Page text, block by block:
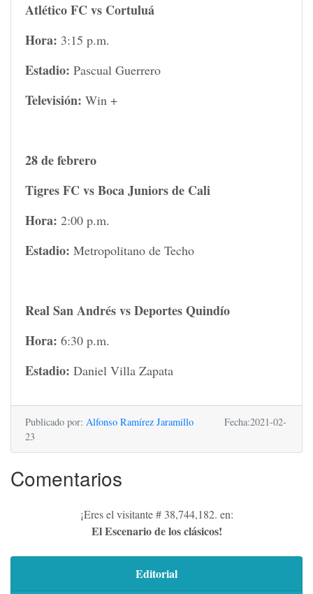
Atlético FC vs Cortuluá
Hora: 3:15 p.m.
Estadio: Pascual Guerrero
Televisión: Win +
28 de febrero
Tigres FC vs Boca Juniors de Cali
Hora: 2:00 p.m.
Estadio: Metropolitano de Techo
Real San Andrés vs Deportes Quindío
Hora: 6:30 p.m.
Estadio: Daniel Villa Zapata
Publicado por: Alfonso Ramírez Jaramillo Fecha:2021-02-
23
Comentarios
¡Eres el visitante # 38,744,182. en:
El Escenario de los clásicos!
Editorial